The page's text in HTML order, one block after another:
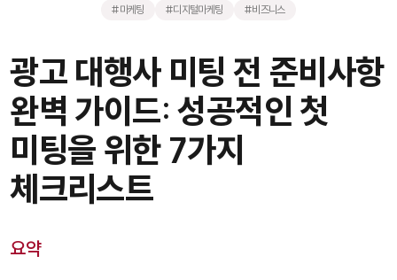
#마케팅
#디지털마케팅 #비즈니스
광고 대행사 미팅 전 준비사항
완벽 가이드: 성공적인 첫
미팅을 위한 7가지
체크리스트
요약